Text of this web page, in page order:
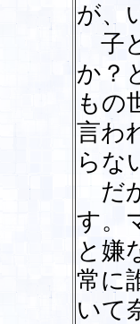
が、
子
か？
もの
言わ
らな
だ
す。
と嫌
常に
いて